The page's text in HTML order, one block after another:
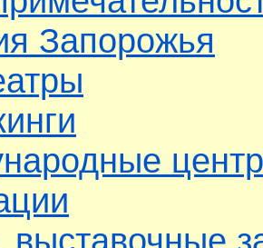
Запорожья